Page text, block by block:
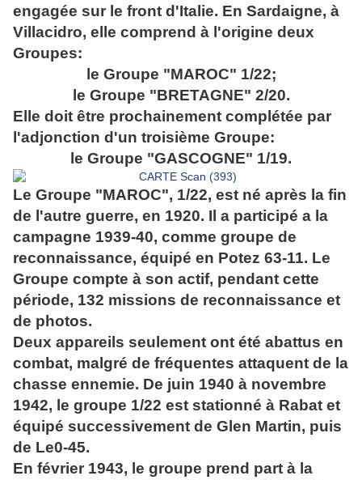
engagée sur le front d'Italie. En Sardaigne, à
Villacidro, elle comprend à l'origine deux
Groupes:
le Groupe "MAROC" 1/22;
le Groupe "BRETAGNE" 2/20.
Elle doit être prochainement complétée par
l'adjonction d'un troisième Groupe:
le Groupe "GASCOGNE" 1/19.
Le Groupe "MAROC", 1/22, est né après la fin
de l'autre guerre, en 1920. Il a participé a la
campagne 1939-40, comme groupe de
reconnaissance, équipé en Potez 63-11. Le
Groupe compte à son actif, pendant cette
période, 132 missions de reconnaissance et
de photos.
Deux appareils seulement ont été abattus en
combat, malgré de fréquentes attaquent de la
chasse ennemie. De juin 1940 à novembre
1942, le groupe 1/22 est stationné à Rabat et
équipé successivement de Glen Martin, puis
de Le0-45.
En février 1943, le groupe prend part à la